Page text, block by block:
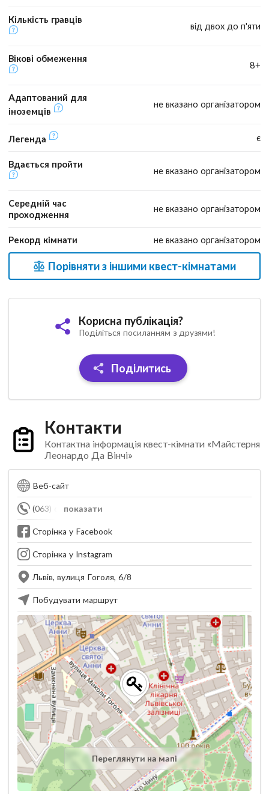
Кількість гравців
від двох до п'яти
Вікові обмеження
8+
Адаптований для
іноземців
не вказано організатором
Легенда є
Вдається пройти
не вказано організатором
Середній час
проходження
не вказано організатором
Рекорд кімнати не вказано організатором
Порівняти з іншими квест-кімнатами
Корисна публікація?
Поділіться посиланням з друзями!
Поділитись
Контакти
Контактна інформація квест-кімнати «Майстерня
Леонардо Да Вінчі»
Веб-сайт
показати
(063) 648-08-21
Сторінка у Facebook
Сторінка у Instagram
Львів, вулиця Гоголя, 6/8
Побудувати маршрут
Переглянути на мапі